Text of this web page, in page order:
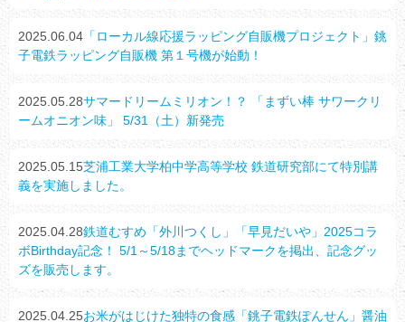
2025.06.04 「ローカル線応援ラッピング自販機プロジェクト」銚
子電鉄ラッピング自販機 第１号機が始動！
2025.05.28サマードリームミリオン！？ 「まずい棒 サワークリ
ームオニオン味」 5/31（土）新発売
2025.05.15芝浦工業大学柏中学高等学校 鉄道研究部にて特別講
義を実施しました。
2025.04.28鉄道むすめ「外川つくし」「早見だいや」2025コラ
ボBirthday記念！ 5/1～5/18までヘッドマークを掲出、記念グッ
ズを販売します。
2025.04.25お米がはじけた独特の食感「銚子電鉄ぽんせん」醤油